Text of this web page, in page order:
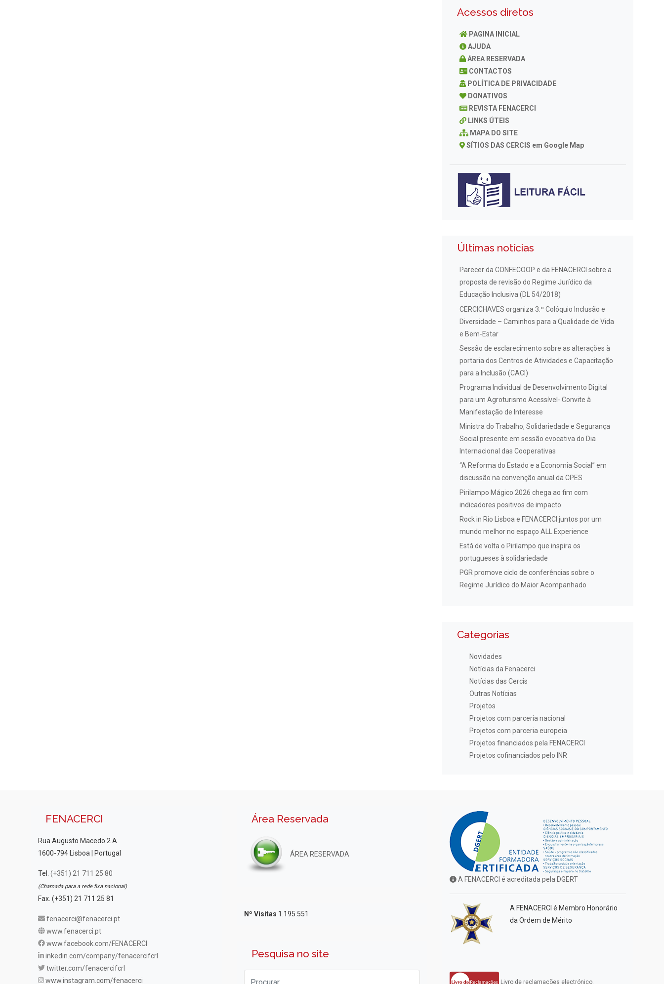
Acessos diretos
PAGINA INICIAL
AJUDA
ÁREA RESERVADA
CONTACTOS
POLÍTICA DE PRIVACIDADE
DONATIVOS
REVISTA FENACERCI
LINKS ÚTEIS
MAPA DO SITE
SÍTIOS DAS CERCIS em Google Map
Últimas notícias
Parecer da CONFECOOP e da FENACERCI sobre a
proposta de revisão do Regime Jurídico da
Educação Inclusiva (DL 54/2018)
CERCICHAVES organiza 3.º Colóquio Inclusão e
Diversidade – Caminhos para a Qualidade de Vida
e Bem-Estar
Sessão de esclarecimento sobre as alterações à
portaria dos Centros de Atividades e Capacitação
para a Inclusão (CACI)
Programa Individual de Desenvolvimento Digital
para um Agroturismo Acessível- Convite à
Manifestação de Interesse
Ministra do Trabalho, Solidariedade e Segurança
Social presente em sessão evocativa do Dia
Internacional das Cooperativas
“A Reforma do Estado e a Economia Social” em
discussão na convenção anual da CPES
Pirilampo Mágico 2026 chega ao fim com
indicadores positivos de impacto
Rock in Rio Lisboa e FENACERCI juntos por um
mundo melhor no espaço ALL Experience
Está de volta o Pirilampo que inspira os
portugueses à solidariedade
PGR promove ciclo de conferências sobre o
Regime Jurídico do Maior Acompanhado
Categorias
Novidades
Notícias da Fenacerci
Notícias das Cercis
Outras Notícias
Projetos
Projetos com parceria nacional
Projetos com parceria europeia
Projetos financiados pela FENACERCI
Projetos cofinanciados pelo INR
FENACERCI
Rua Augusto Macedo 2 A
1600-794 Lisboa | Portugal
Tel. (+351) 21 711 25 80
(Chamada para a rede fixa nacional)
Fax. (+351) 21 711 25 81
fenacerci@fenacerci.pt
www.fenacerci.pt
www.facebook.com/FENACERCI
inkedin.com/company/fenacercifcrl
twitter.com/fenacercifcrl
www.instagram.com/fenacerci
Área Reservada
ÁREA RESERVADA
Nº Visitas 1.195.551
Pesquisa no site
A FENACERCI é acreditada pela DGERT
A FENACERCI é Membro Honorário
da Ordem de Mérito
Livro de reclamações electrónico.